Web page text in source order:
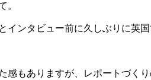
。
インタビュー前に久しぶりに英
感もありますが、レポートづく